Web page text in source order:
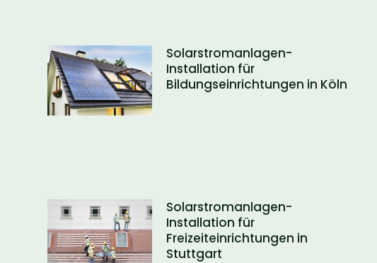
Solarstromanlagen-
Installation für
Bildungseinrichtungen in Köln
Solarstromanlagen-
Installation für
Freizeiteinrichtungen in
Stuttgart